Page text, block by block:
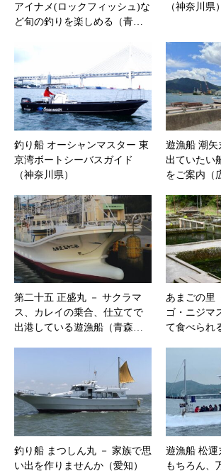
アイナメ(ロックフィッシュ)な
ど旬の釣りを楽しめる（青…
（神奈川県）
釣り船 オーシャンマスター 東
京湾ボートシーバスガイド
（神奈川県）
遊漁船 潮
出ていたい
をご案内（
第二十五 正盛丸 － サクラマ
ス、カレイの乗合、仕立てで
出港している遊漁船（青森…
あまごの里
ゴ・ニジマ
て食べられ
釣り船 まつしん丸 － 家族で思
い出を作りませんか（愛知）
遊漁船 松運
もちろん、